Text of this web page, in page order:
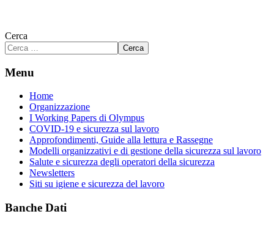
Cerca
Cerca
Menu
Home
Organizzazione
I Working Papers di Olympus
COVID-19 e sicurezza sul lavoro
Approfondimenti, Guide alla lettura e Rassegne
Modelli organizzativi e di gestione della sicurezza sul lavoro
Salute e sicurezza degli operatori della sicurezza
Newsletters
Siti su igiene e sicurezza del lavoro
Banche Dati